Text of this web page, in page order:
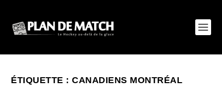
ÉTIQUETTE :CANADIENS MONTRÉAL